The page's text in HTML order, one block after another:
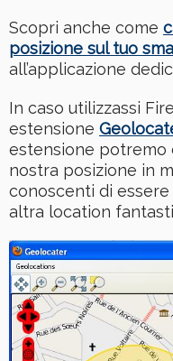
Scopri anche come
posizione sul tuo
all’applicazione
In caso utilizzassi
estensione
estensione potremo
nostra posizione in
conoscenti di
altra location